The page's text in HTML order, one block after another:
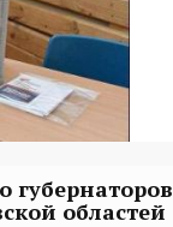
губернаторов
областей